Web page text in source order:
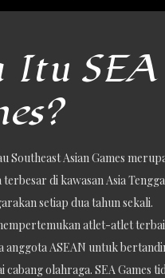
Itu SEA
Southeast Asian Games
di kawasan Asia
setiap dua tahun sekali.
atlet-atlet
anggota ASEAN untuk
cabang olahraga. SEA Games